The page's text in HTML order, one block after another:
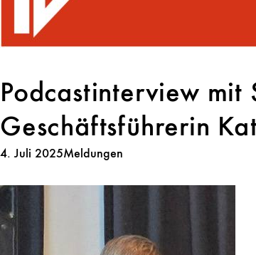
Podcastinterview mit
Geschäftsführerin
4. Juli 2025Meldungen